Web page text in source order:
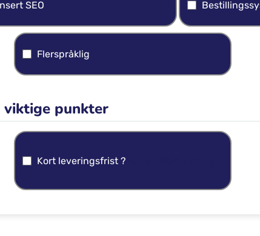
SEO
Flerspråklig
viktige punkter
Kort leveringsfrist ?